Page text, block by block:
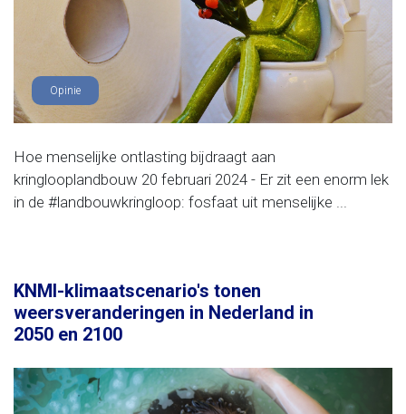
Opinie
Hoe menselijke ontlasting bijdraagt aan
kringlooplandbouw 20 februari 2024 - Er zit een enorm lek
in de #landbouwkringloop: fosfaat uit menselijke ...
KNMI-klimaatscenario's tonen
weersveranderingen in Nederland in
2050 en 2100